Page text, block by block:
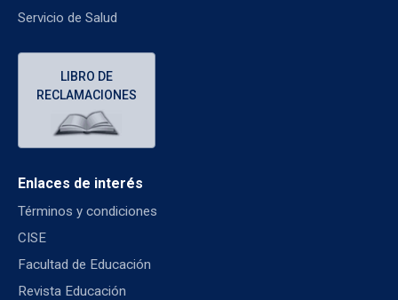
Servicio de Salud
LIBRO DE
RECLAMACIONES
Enlaces de interés
Términos y condiciones
CISE
Facultad de Educación
Revista Educación